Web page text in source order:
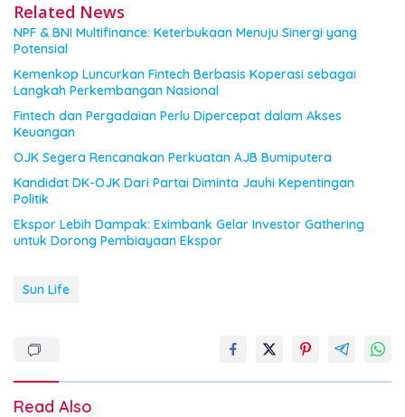
Related News
NPF & BNI Multifinance: Keterbukaan Menuju Sinergi yang
Potensial
Kemenkop Luncurkan Fintech Berbasis Koperasi sebagai
Langkah Perkembangan Nasional
Fintech dan Pergadaian Perlu Dipercepat dalam Akses
Keuangan
OJK Segera Rencanakan Perkuatan AJB Bumiputera
Kandidat DK-OJK Dari Partai Diminta Jauhi Kepentingan
Politik
Ekspor Lebih Dampak: Eximbank Gelar Investor Gathering
untuk Dorong Pembiayaan Ekspor
Sun Life
Read Also